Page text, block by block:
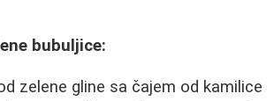
bubuljice:
zelene gline sa čajem od kamilice